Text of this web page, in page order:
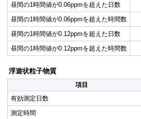
昼間の1時間値が0.06ppmを超えた日数
昼間の1時間値が0.06ppmを超えた時間数
昼間の1時間値が0.12ppmを超えた日数
昼間の1時間値が0.12ppmを超えた時間数
浮遊状粒子物質
項目
有効測定日数
測定時間